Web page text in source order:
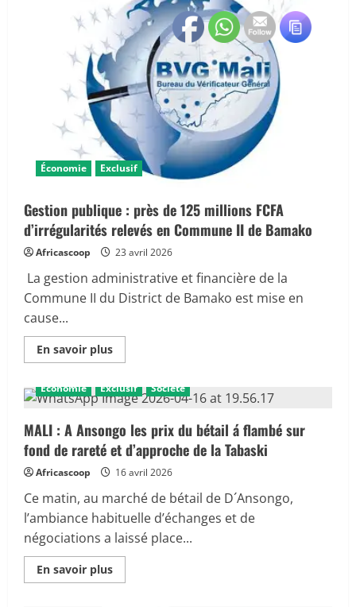
recettes
du
secteur
extractif
en
2024
Économie Exclusif
Gestion publique : près de 125 millions FCFA
d’irrégularités relevés en Commune II de Bamako
Africascoop 23 avril 2026
La gestion administrative et financière de la
Commune II du District de Bamako est mise en
cause...
En savoir plusEn
savoir
Gestion
publique
près
de
125
millions
FCFA
relevés
en
Commune
II
de
Bamako
Économie Exclusif Société
MALI : A Ansongo les prix du bétail á flambé sur
fond de rareté et d’approche de la Tabaski
Africascoop 16 avril 2026
Ce matin, au marché de bétail de D´Ansongo,
l’ambiance habituelle d’échanges et de
négociations a laissé place...
En savoir plusEn
savoir